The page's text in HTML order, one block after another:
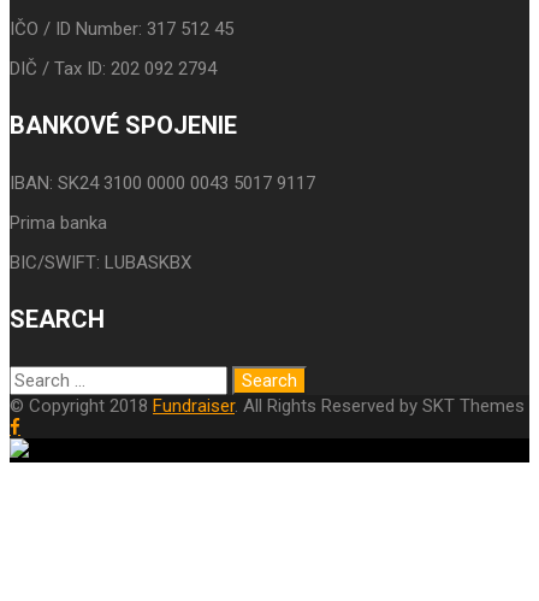
IČO / ID Number: 317 512 45
DIČ / Tax ID: 202 092 2794
BANKOVÉ SPOJENIE
IBAN: SK24 3100 0000 0043 5017 9117
Prima banka
BIC/SWIFT: LUBASKBX
SEARCH
© Copyright 2018 Fundraiser. All Rights Reserved by SKT Themes